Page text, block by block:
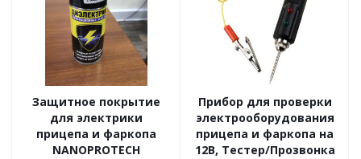
Защитное покрытие
для электрики
прицепа и фаркопа
NANOPROTECH
Прибор для проверки
электрооборудования
прицепа и фаркопа на
12В, Тестер/Прозвонка